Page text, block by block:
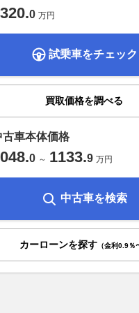
.0 万円
試乗車をチェック
買取価格を調べる
古車本体価格
.0 ～ 1133.9 万円
中古車を検索
カーローンを探す（金利0.9％